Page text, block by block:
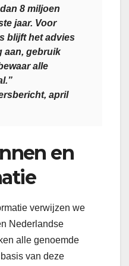
8 miljoen
jaar. Voor
blijft het advies
aan, gebruik
alle
april
en
verwijzen we
Nederlandse
alle genoemde
van deze